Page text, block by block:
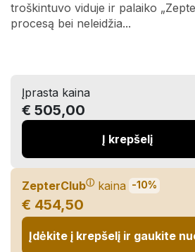
troškintuvo viduje ir palaiko
procesą bei neleidžia...
Įprasta kaina
€ 505,00
Į krepšelį
ZepterClubⓘ kaina -10%
€ 454,50
Įdėkite į krepšelį ir gaukite